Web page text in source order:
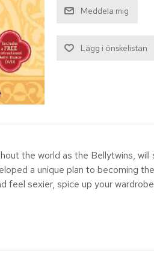
the world as the Bellytwins,
a unique plan to becoming
feel sexier, spice up your